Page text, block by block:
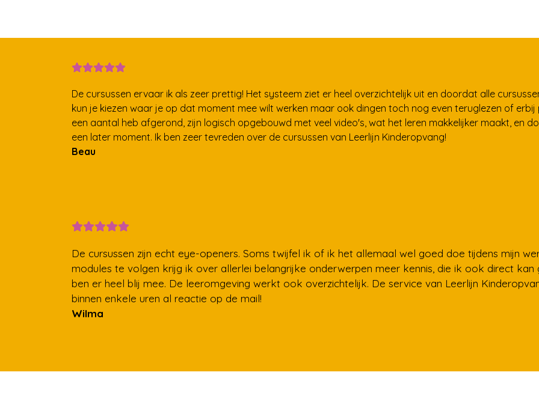
De cursussen ervaar ik als zeer prettig! Het systeem ziet er heel overzichtelijk uit en doordat alle
kun je kiezen waar je op dat moment mee wilt werken maar ook dingen toch nog even teruglezen of erbij
een aantal heb afgerond, zijn logisch opgebouwd met veel video's, wat het leren makkelijker maakt, en
een later moment. Ik ben zeer tevreden over de cursussen van Leerlijn Kinderopvang!
Beau
De cursussen zijn echt eye-openers. Soms twijfel ik of ik het allemaal wel goed doe tijdens mijn
modules te volgen krijg ik over allerlei belangrijke onderwerpen meer kennis, die ik ook direct kan
ben er heel blij mee. De leeromgeving werkt ook overzichtelijk. De service van Leerlijn
binnen enkele uren al reactie op de mail!
Wilma